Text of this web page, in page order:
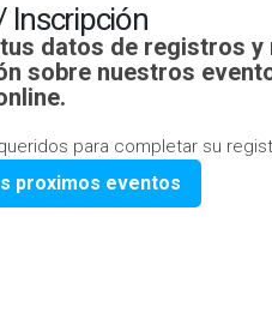
Inscripción
datos de registros y
sobre nuestros
para completar su
proximos eventos